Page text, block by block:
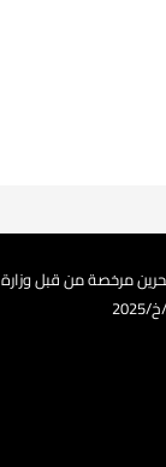
مرخصة من قبل وزارة